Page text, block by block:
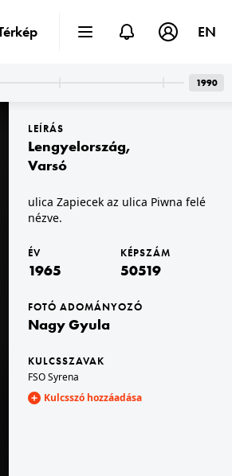
1965 · Budapest I. · Víziváros
LEÍRÁS
Lengyelország,
Varsó
ulica Zapiecek az ulica Piwna felé
nézve.
ÉV
1965
KÉPSZÁM
50519
FOTÓ ADOMÁNYOZÓ
Nagy Gyula
KULCSSZAVAK
FSO Syrena
Kulcsszó hozzáadása
EN
1990